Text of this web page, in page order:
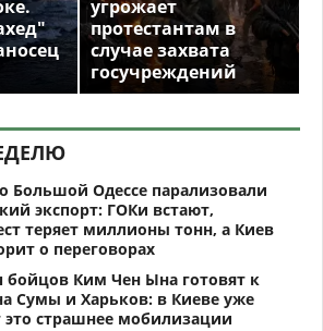
угрожает
протестантам в
случае захвата
госучреждений
Большой Одессе парализовали
экспорт: ГОКи встают,
теряет миллионы тонн, а Киев
о переговорах
бойцов Ким Чен Ына готовят к
Сумы и Харьков: в Киеве уже
это страшнее мобилизации